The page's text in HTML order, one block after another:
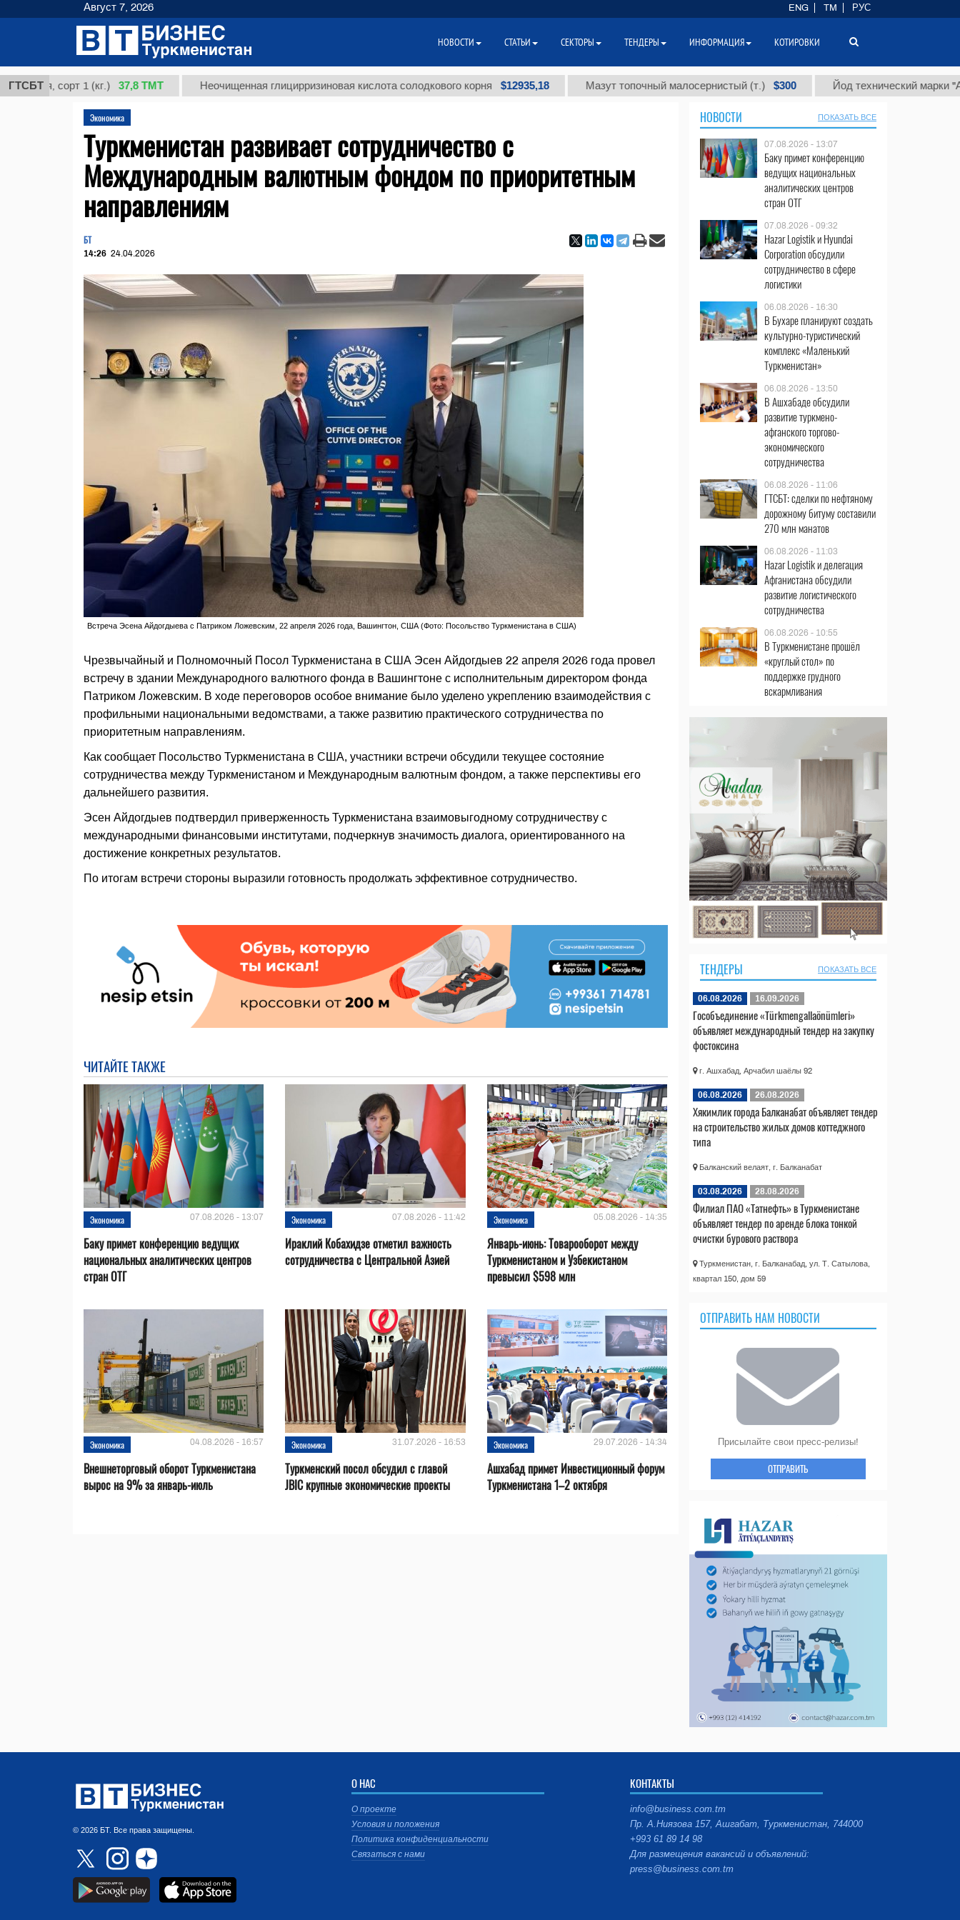
ГТСБТ
сорт 1 (кг.) 37,8 ТМТ Неочищенная глицирризиновая кислота солодкового корня $12935,18 Мазут топочный малосернистый (т.) $300 Йод технический марки "А" (т.)
Экономика
Туркменистан развивает сотрудничество с
Международным валютным фондом по приоритетным
направлениям
БТ
14:26 24.04.2026
Встреча Эсена Айдогдыева с Патриком Ложевским, 22 апреля 2026 года, Вашингтон, США (Фото: Посольство Туркменистана в США)
Чрезвычайный и Полномочный Посол Туркменистана в США Эсен Айдогдыев 22 апреля 2026 года провел
встречу в здании Международного валютного фонда в Вашингтоне с исполнительным директором фонда
Патриком Ложевским. В ходе переговоров особое внимание было уделено укреплению взаимодействия с
профильными национальными ведомствами, а также развитию практического сотрудничества по
приоритетным направлениям.
Как сообщает Посольство Туркменистана в США, участники встречи обсудили текущее состояние
сотрудничества между Туркменистаном и Международным валютным фондом, а также перспективы его
дальнейшего развития.
Эсен Айдогдыев подтвердил приверженность Туркменистана взаимовыгодному сотрудничеству с
международными финансовыми институтами, подчеркнув значимость диалога, ориентированного на
достижение конкретных результатов.
По итогам встречи стороны выразили готовность продолжать эффективное сотрудничество.
ЧИТАЙТЕ ТАКЖЕ
Экономика 07.08.2026 - 13:07
Баку примет конференцию ведущих
национальных аналитических центров
стран ОТГ
Экономика 07.08.2026 - 11:42
Ираклий Кобахидзе отметил важность
сотрудничества с Центральной Азией
Экономика 05.08.2026 - 14:35
Январь-июнь: Товарооборот между
Туркменистаном и Узбекистаном
превысил $598 млн
Экономика 04.08.2026 - 16:57
Внешнеторговый оборот Туркменистана
вырос на 9% за январь-июль
Экономика 31.07.2026 - 16:53
Туркменский посол обсудил с главой
JBIC крупные экономические проекты
Экономика 29.07.2026 - 14:34
Ашхабад примет Инвестиционный форум
Туркменистана 1–2 октября
НОВОСТИ ПОКАЗАТЬ ВСЕ
07.08.2026 - 13:07
Баку примет конференцию
ведущих национальных
аналитических центров
стран ОТГ
07.08.2026 - 09:32
Hazar Logistik и Hyundai
Corporation обсудили
сотрудничество в сфере
логистики
06.08.2026 - 16:30
В Бухаре планируют создать
культурно-туристический
комплекс «Маленький
Туркменистан»
06.08.2026 - 13:50
В Ашхабаде обсудили
развитие туркмено-
афганского торгово-
экономического
сотрудничества
06.08.2026 - 11:06
ГТСБТ: сделки по нефтяному
дорожному битуму составили
270 млн манатов
06.08.2026 - 11:03
Hazar Logistik и делегация
Афганистана обсудили
развитие логистического
сотрудничества
06.08.2026 - 10:55
В Туркменистане прошёл
«круглый стол» по
поддержке грудного
вскармливания
ТЕНДЕРЫ ПОКАЗАТЬ ВСЕ
06.08.2026 16.09.2026
Гособъединение «Türkmengallaönümleri»
объявляет международный тендер на закупку
фостоксина
г. Ашхабад, Арчабил шаёлы 92
06.08.2026 26.08.2026
Хякимлик города Балканабат объявляет тендер
на строительство жилых домов коттеджного
типа
Балканский велаят, г. Балканабат
03.08.2026 28.08.2026
Филиал ПАО «Татнефть» в Туркменистане
объявляет тендер по аренде блока тонкой
очистки бурового раствора
Туркменистан, г. Балканабад, ул. Т. Сатылова,
квартал 150, дом 59
ОТПРАВИТЬ НАМ НОВОСТИ
Присылайте свои пресс-релизы!
ОТПРАВИТЬ
© 2026 БТ. Все права защищены.
О НАС
О проекте
Условия и положения
Политика конфиденциальности
Связаться с нами
КОНТАКТЫ
info@business.com.tm
Пр. А.Ниязова 157, Ашгабат, Туркменистан, 744000
+993 61 89 14 98
Для размещения вакансий и объявлений:
press@business.com.tm
Август 7, 2026 ENG TM РУС
НОВОСТИ СТАТЬИ СЕКТОРЫ ТЕНДЕРЫ ИНФОРМАЦИЯ КОТИРОВКИ